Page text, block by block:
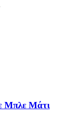
Μπλε Μάτι